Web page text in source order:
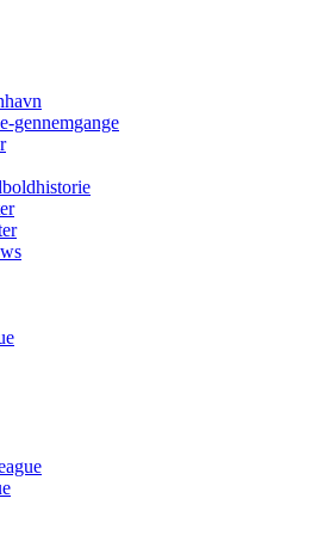
gennemgange